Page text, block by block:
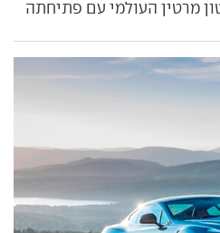
מרטין העולמי עם פתיחתה
בהרצליה. כעת אפשר